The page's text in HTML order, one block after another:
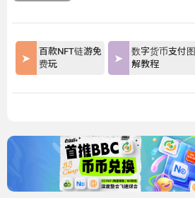
百款NFT链游免
费玩
数字货币支付图
解教程